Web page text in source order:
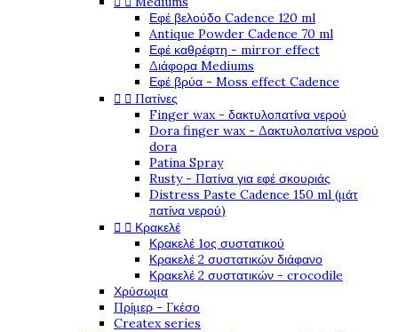
Εφέ βελούδο Cadence 120 ml
Antique Powder Cadence 70 ml
Εφέ καθρέφτη - mirror effect
Διάφορα Mediums
Εφέ βρύα - Moss effect Cadence
  Πατίνες
Finger wax - δακτυλοπατίνα νερού
Dora finger wax - Δακτυλοπατίνα νερού
dora
Patina Spray
Rusty - Πατίνα για εφέ σκουριάς
Distress Paste Cadence 150 ml (μάτ
πατίνα νερού)
  Κρακελέ
Κρακελέ 1ος συστατικού
Κρακελέ 2 συστατικών διάφανο
Κρακελέ 2 συστατικών - crocodile
Χρύσωμα
Πρίμερ - Γκέσο
Createx series